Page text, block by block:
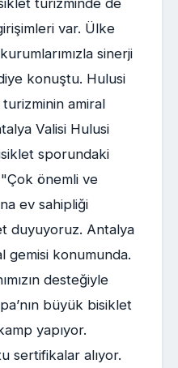
turizminde de
var. Ülke
sinerji
konuştu. Hulusi
amiral
Valisi Hulusi
sporundaki
"Çok önemli ve
ev sahipliği
duyuyoruz. Antalya
gemisi konumunda.
desteğiyle
büyük bisiklet
yapıyor.
sertifikalar alıyor.